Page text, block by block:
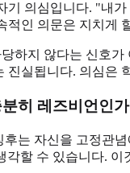
기 의심입니다. "내
적인 의문은 지치게
하지 않다는 신호
진실됩니다. 의심은
히 레즈비언인
는 자신을 고정관
각할 수 있습니다.